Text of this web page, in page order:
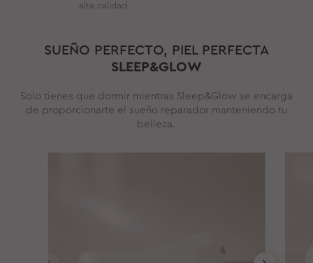
alta calidad.
SUEÑO PERFECTO, PIEL PERFECTA
SLEEP&GLOW
Solo tienes que dormir mientras Sleep&Glow se encarga
de proporcionarte el sueño reparador manteniendo tu
belleza.